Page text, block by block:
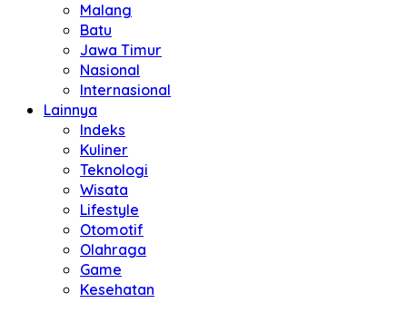
Malang
Batu
Jawa Timur
Nasional
Internasional
Lainnya
Indeks
Kuliner
Teknologi
Wisata
Lifestyle
Otomotif
Olahraga
Game
Kesehatan